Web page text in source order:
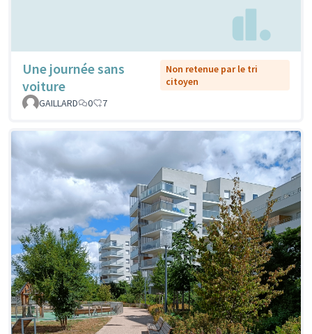
Une journée sans
voiture
Non retenue par le tri
citoyen
GAILLARD
0 7